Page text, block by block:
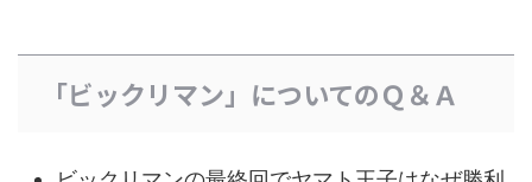
「ビックリマン」についてのＱ＆Ａ